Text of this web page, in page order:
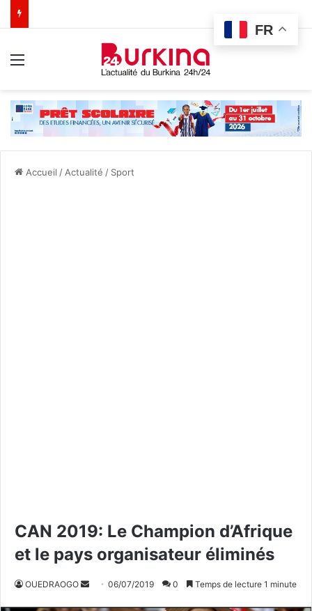
Accueil / Actualité / Sport
CAN 2019: Le Champion d’Afrique
et le pays organisateur éliminés
OUEDRAOGO 06/07/2019 0 Temps de lecture 1 minute
FR